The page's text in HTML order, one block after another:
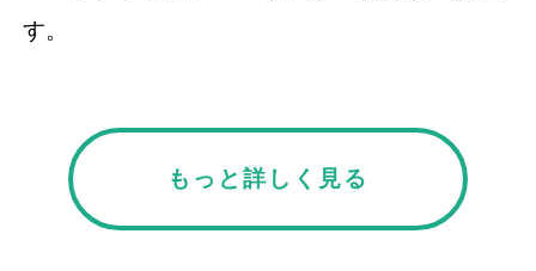
す。
もっと詳しく見る